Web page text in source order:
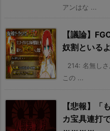
アンはな ...
【議論】
奴割といる
214: 名無し
この ...
【悲報】
カ宝具連打